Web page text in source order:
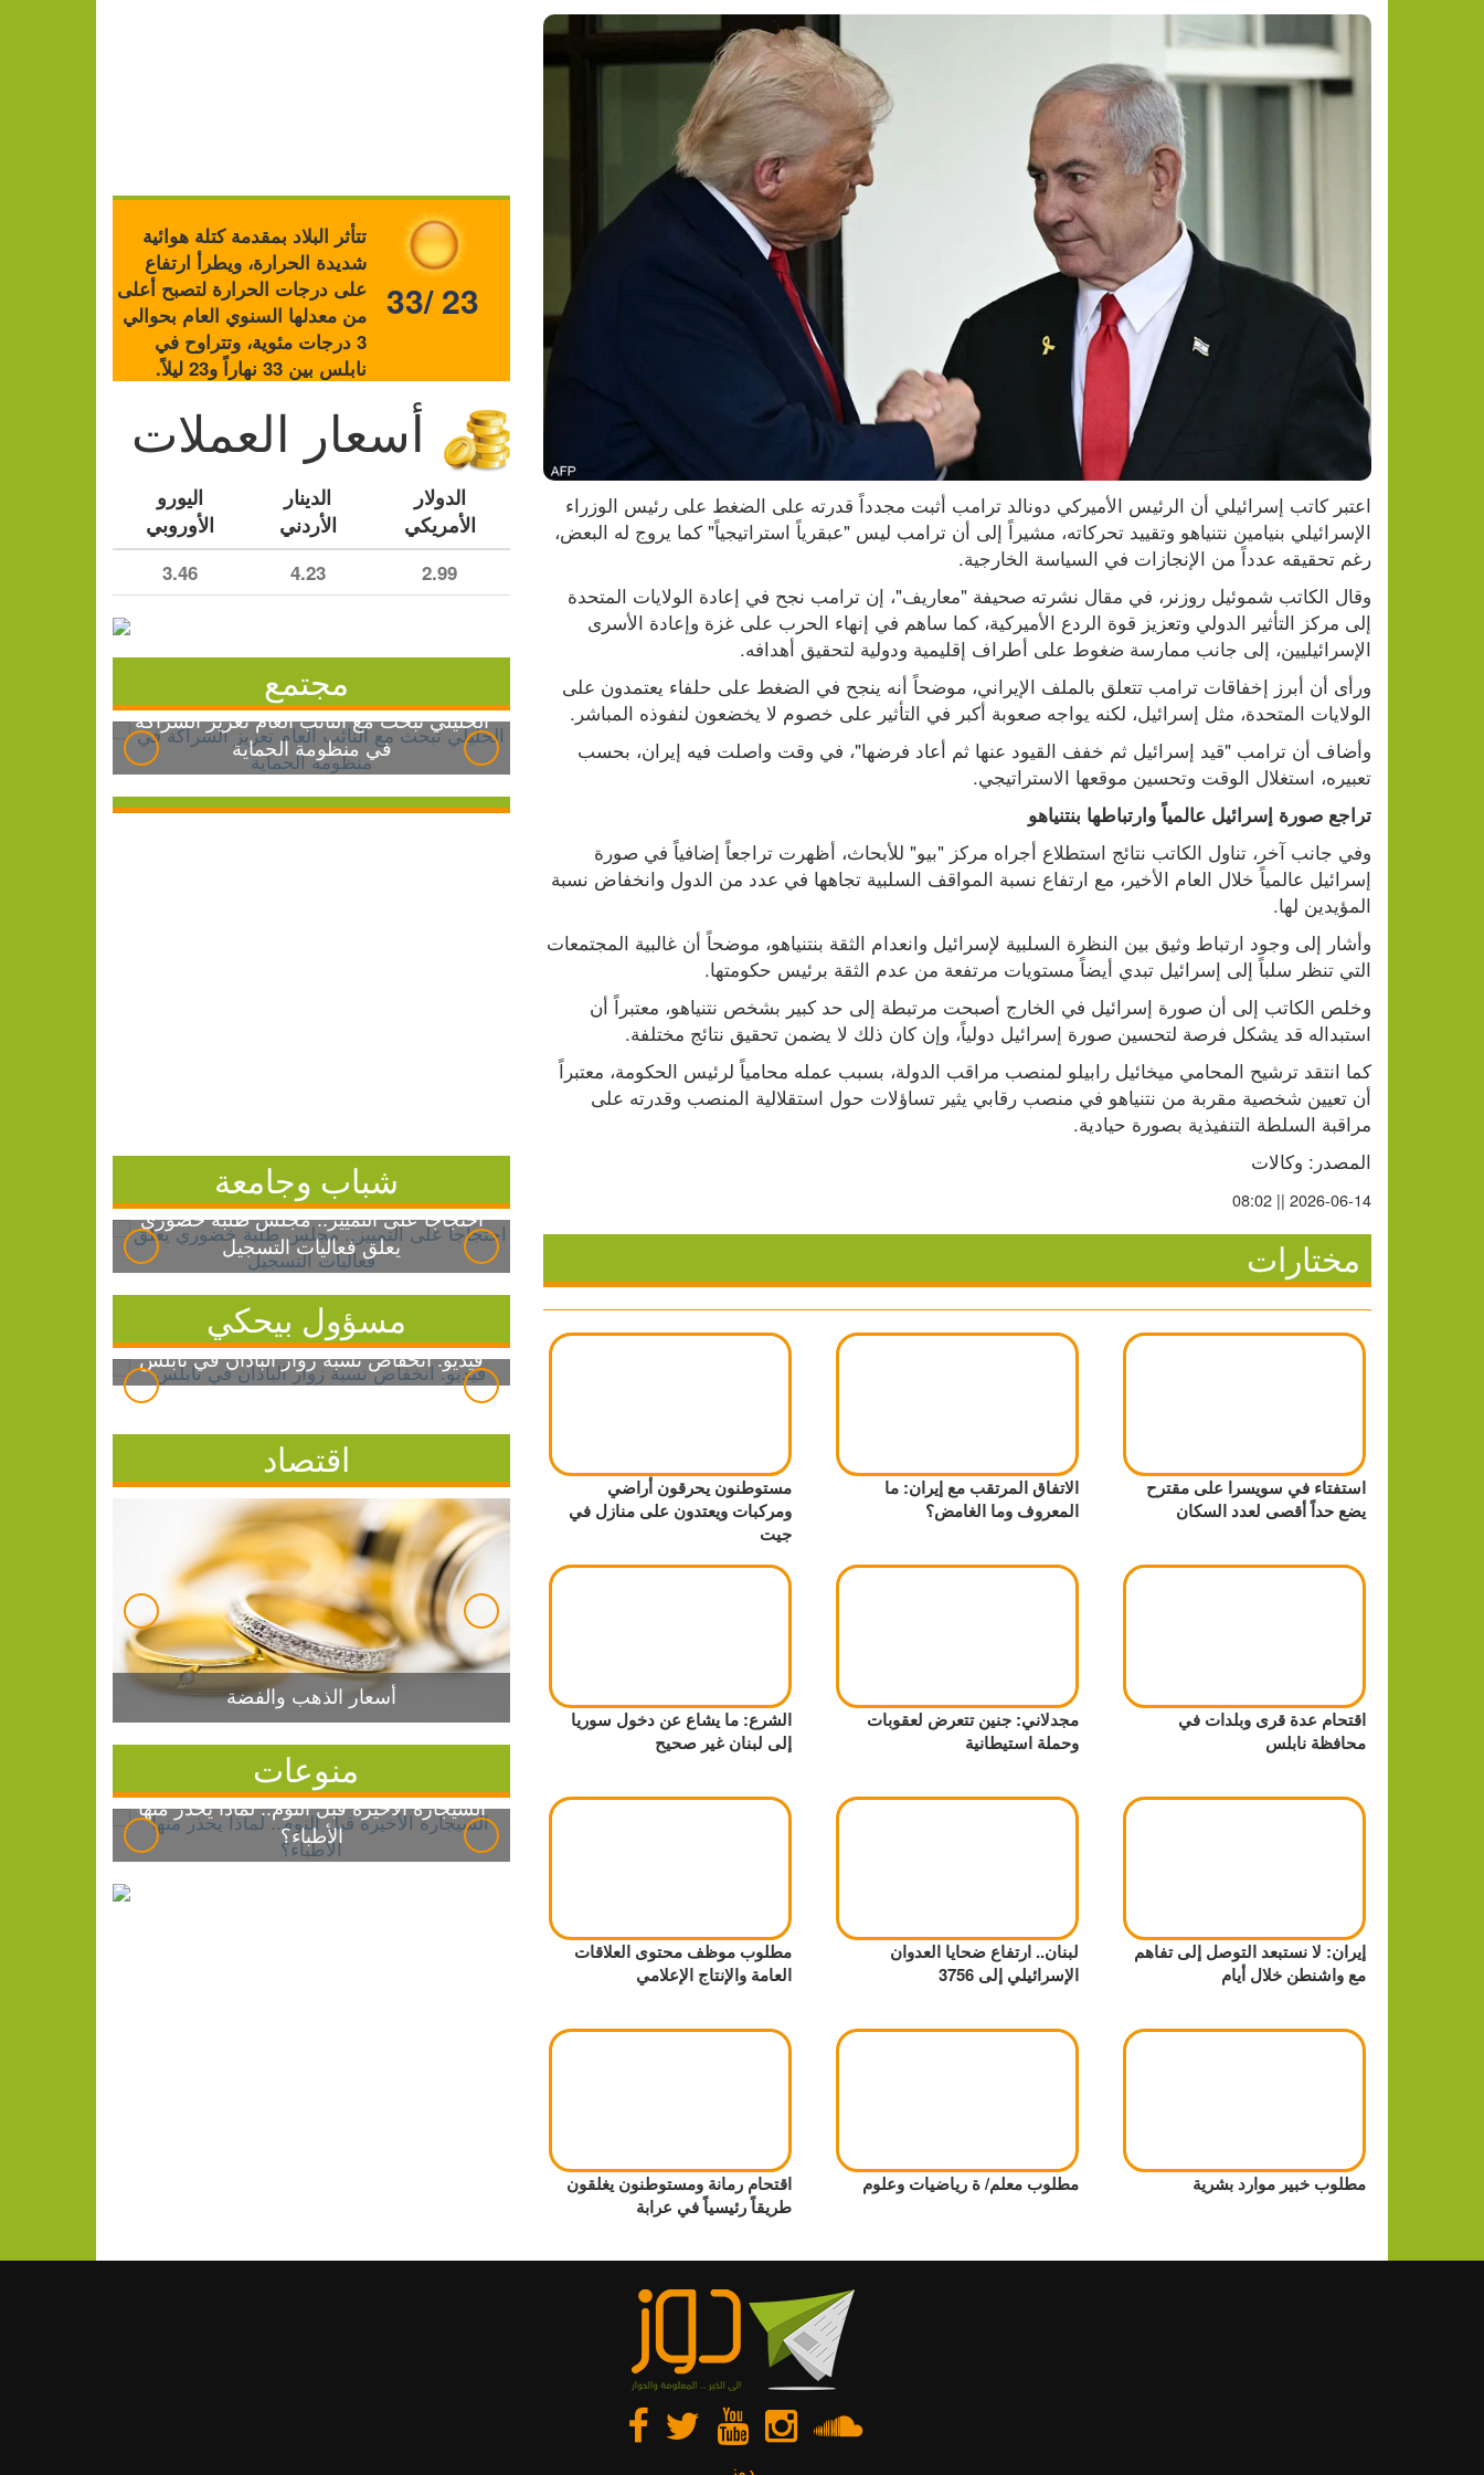
رغم تحقيقه عدداً من الإنجازات في السياسة الخارجية.
الإسرائيليين، إلى جانب ممارسة ضغوط على أطراف إقليمية ودولية لتحقيق أهدافه.
الولايات المتحدة، مثل إسرائيل، لكنه يواجه صعوبة أكبر في التأثير على خصوم لا يخضعون لنفوذه المباشر.
تعبيره، استغلال الوقت وتحسين موقعها الاستراتيجي.
تراجع صورة إسرائيل عالمياً وارتباطها بنتنياهو
المؤيدين لها.
التي تنظر سلباً إلى إسرائيل تبدي أيضاً مستويات مرتفعة من عدم الثقة برئيس حكومتها.
استبداله قد يشكل فرصة لتحسين صورة إسرائيل دولياً، وإن كان ذلك لا يضمن تحقيق نتائج مختلفة.
كما انتقد ترشيح المحامي ميخائيل رابيلو لمنصب مراقب الدولة، بسبب عمله محامياً لرئيس الحكومة، معتبراً
مراقبة السلطة التنفيذية بصورة حيادية.
المصدر: وكالات
2026-06-14 || 08:02
مختارات
استفتاء في سويسرا على مقترح
يضع حداً أقصى لعدد السكان
الاتفاق المرتقب مع إيران: ما
المعروف وما الغامض؟
مستوطنون يحرقون أراضي
ومركبات ويعتدون على منازل في
جيت
اقتحام عدة قرى وبلدات في
محافظة نابلس
مجدلاني: جنين تتعرض لعقوبات
وحملة استيطانية
الشرع: ما يشاع عن دخول سوريا
إلى لبنان غير صحيح
إيران: لا نستبعد التوصل إلى تفاهم
مع واشنطن خلال أيام
لبنان.. ارتفاع ضحايا العدوان
الإسرائيلي إلى 3756
مطلوب موظف محتوى العلاقات
العامة والإنتاج الإعلامي
مطلوب خبير موارد بشرية مطلوب معلم/ ة رياضيات وعلوم
اقتحام رمانة ومستوطنون يغلقون
طريقاً رئيسياً في عرابة
تتأثر البلاد بمقدمة كتلة هوائية
شديدة الحرارة، ويطرأ ارتفاع
على درجات الحرارة لتصبح أعلى
من معدلها السنوي العام بحوالي
3 درجات مئوية، وتتراوح في
نابلس بين 33 نهاراً و23 ليلاً.
33/ 23
أسعار العملات
الدولار
الأمريكي
الدينار
الأردني
اليورو
الأوروبي
2.99
4.23
3.46
مجتمع
الخليلي تبحث مع النائب العام تعزيز الشراكة
في منظومة الحماية
شباب وجامعة
احتجاجاً على التمييز.. مجلس طلبة خضوري
يعلق فعاليات التسجيل
مسؤول بيحكي
فيديو: انخفاض نسبة زوار الباذان في نابلس
اقتصاد
أسعار الذهب والفضة
منوعات
السيجارة الأخيرة قبل النوم.. لماذا يحذر منها
الأطباء؟